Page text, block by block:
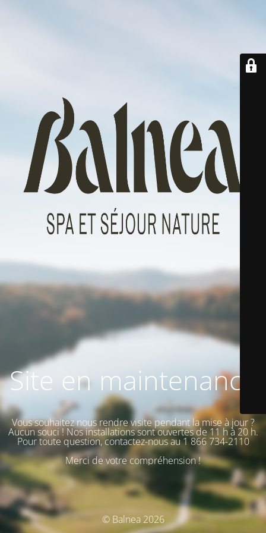
Site en maintenance
Vous souhaitez nous rendre visite pendant la mise à jour ?
Aucun souci ! Nos installations sont ouvertes de 11 h à 20 h.
Pour toute question, contactez-nous au 1 866 734-2110
Merci de votre compréhension !
© Balnea 2026